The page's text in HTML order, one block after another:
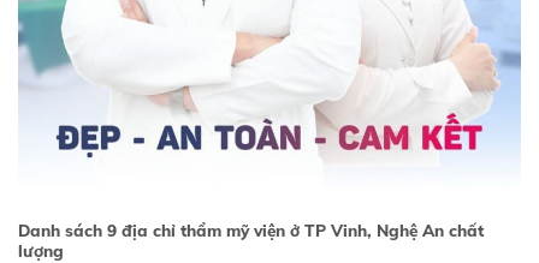
Danh sách 9 địa chỉ thẩm mỹ viện ở TP Vinh, Nghệ An chất
lượng